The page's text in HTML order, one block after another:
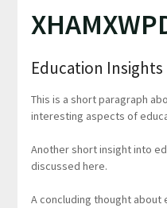
Education Insights
This is a short paragraph
interesting aspects of
Another short insight into
discussed here.
A concluding thought about